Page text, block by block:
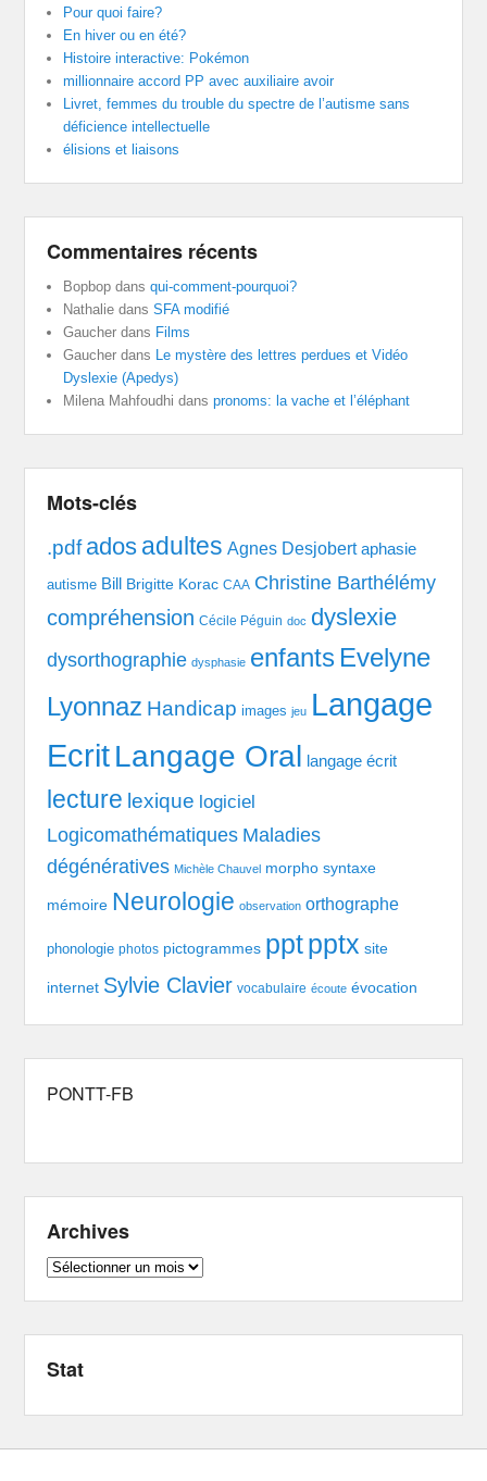
Pour quoi faire?
En hiver ou en été?
Histoire interactive: Pokémon
millionnaire accord PP avec auxiliaire avoir
Livret, femmes du trouble du spectre de l’autisme sans
déficience intellectuelle
élisions et liaisons
Commentaires récents
Bopbop dansqui-comment-pourquoi?
Nathalie dansSFA modifié
Gaucher dans Films
Gaucher dans Le mystère des lettres perdues et Vidéo
Dyslexie (Apedys)
Milena Mahfoudhi danspronoms: la vache et l’éléphant
Mots-clés
.pdf ados adultes Agnes Desjobert aphasie
autisme Bill Brigitte Korac CAA Christine Barthélémy
compréhension Cécile Péguin doc dyslexie
dysorthographie dysphasie enfants Evelyne
Lyonnaz Handicap images jeu Langage
EcritLangage Oral langage écrit
lecture lexique logiciel
Logicomathématiques Maladies
dégénératives Michèle Chauvel morpho syntaxe
mémoire Neurologie observation orthographe
phonologie photos pictogrammes pptpptx site
internet Sylvie Clavier vocabulaire écoute évocation
PONTT-FB
Archives
Archives
Stat